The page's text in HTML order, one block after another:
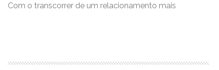
Com o transcorrer de um relacionamento mais